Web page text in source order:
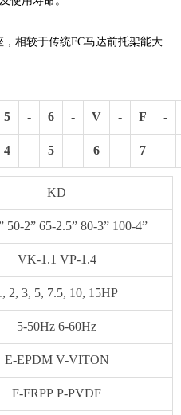
相较于传统FC马达前托架能大
5 - 6 - V - F -
4 5 6 7
KD
50-2” 65-2.5” 80-3” 100-4”
VK-1.1 VP-1.4
2, 3, 5, 7.5, 10, 15HP
5-50Hz 6-60Hz
E-EPDM V-VITON
F-FRPP P-PVDF